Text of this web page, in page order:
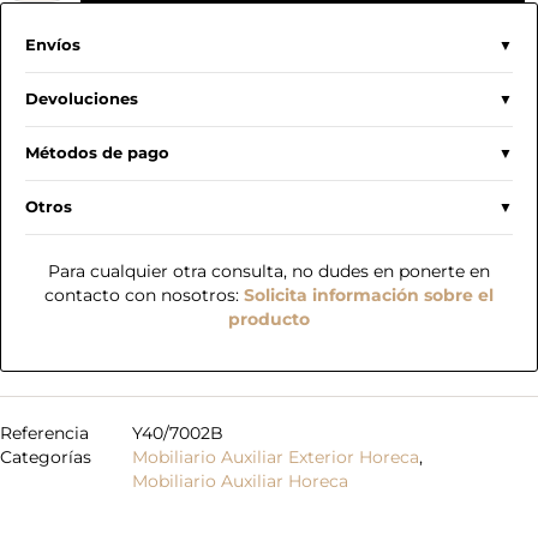
Envíos
Devoluciones
Métodos de pago
Otros
Para cualquier otra consulta, no dudes en ponerte en
contacto con nosotros: Solicita información sobre el
producto
Referencia
Y40/7002B
Categorías
Mobiliario Auxiliar Exterior Horeca,
Mobiliario Auxiliar Horeca